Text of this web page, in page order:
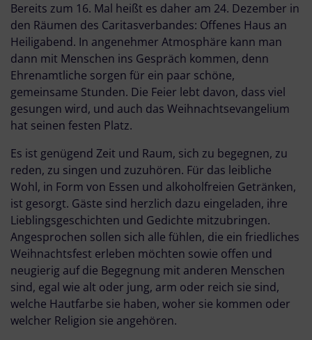
Bereits zum 16. Mal heißt es daher am 24. Dezember in
den Räumen des Caritasverbandes: Offenes Haus an
Heiligabend. In angenehmer Atmosphäre kann man
dann mit Menschen ins Gespräch kommen, denn
Ehrenamtliche sorgen für ein paar schöne,
gemeinsame Stunden. Die Feier lebt davon, dass viel
gesungen wird, und auch das Weihnachtsevangelium
hat seinen festen Platz.
Es ist genügend Zeit und Raum, sich zu begegnen, zu
reden, zu singen und zuzuhören. Für das leibliche
Wohl, in Form von Essen und alkoholfreien Getränken,
ist gesorgt. Gäste sind herzlich dazu eingeladen, ihre
Lieblingsgeschichten und Gedichte mitzubringen.
Angesprochen sollen sich alle fühlen, die ein friedliches
Weihnachtsfest erleben möchten sowie offen und
neugierig auf die Begegnung mit anderen Menschen
sind, egal wie alt oder jung, arm oder reich sie sind,
welche Hautfarbe sie haben, woher sie kommen oder
welcher Religion sie angehören.